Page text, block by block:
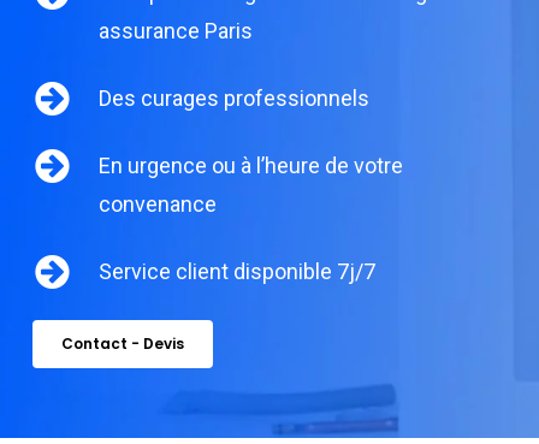
assurance Paris
Des curages professionnels
En urgence ou à l’heure de votre
convenance
Service client disponible 7j/7
Contact - Devis